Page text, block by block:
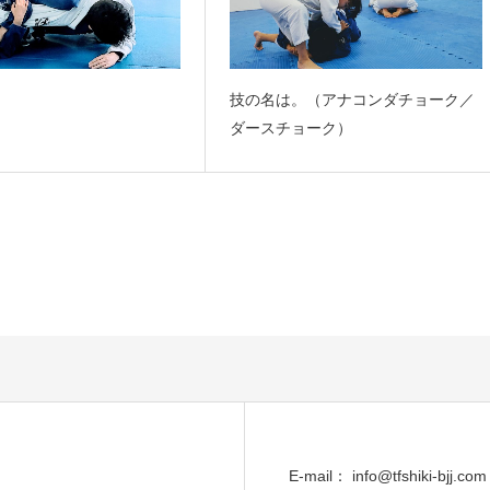
技の名は。（アナコンダチョーク／
ダースチョーク）
E-mail： info@tfshiki-bjj.com